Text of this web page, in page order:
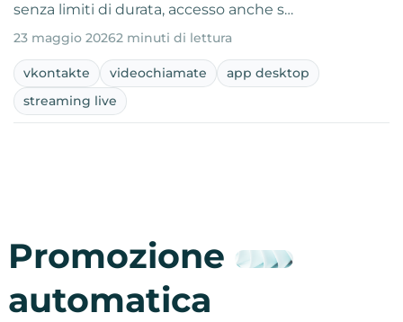
senza limiti di durata, accesso anche s…
23 maggio 20262 minuti di lettura
vkontakte videochiamate
app desktop
streaming live
Promozione
automatica